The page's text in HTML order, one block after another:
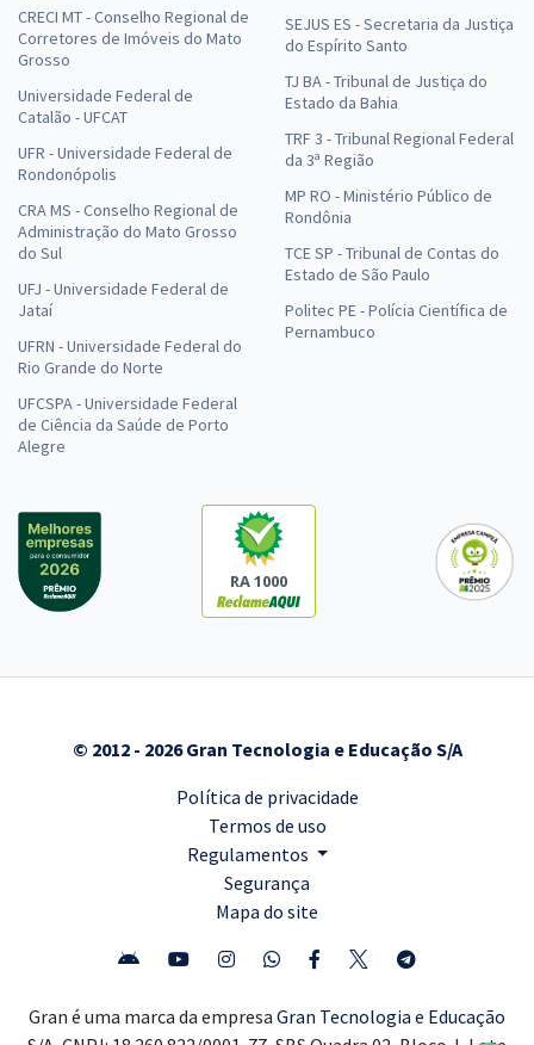
CRECI MT - Conselho Regional de
Corretores de Imóveis do Mato
Grosso
Universidade Federal de
Catalão - UFCAT
UFR - Universidade Federal de
Rondonópolis
CRA MS - Conselho Regional de
Administração do Mato Grosso
do Sul
UFJ - Universidade Federal de
Jataí
UFRN - Universidade Federal do
Rio Grande do Norte
UFCSPA - Universidade Federal
de Ciência da Saúde de Porto
Alegre
SEJUS ES - Secretaria da Justiça
do Espírito Santo
TJ BA - Tribunal de Justiça do
Estado da Bahia
TRF 3 - Tribunal Regional Federal
da 3ª Região
MP RO - Ministério Público de
Rondônia
TCE SP - Tribunal de Contas do
Estado de São Paulo
Politec PE - Polícia Científica de
Pernambuco
RA 1000
© 2012 - 2026 Gran Tecnologia e Educação S/A
Política de privacidade
Termos de uso
Regulamentos
Segurança
Mapa do site
Gran é uma marca da empresa Gran Tecnologia e Educação